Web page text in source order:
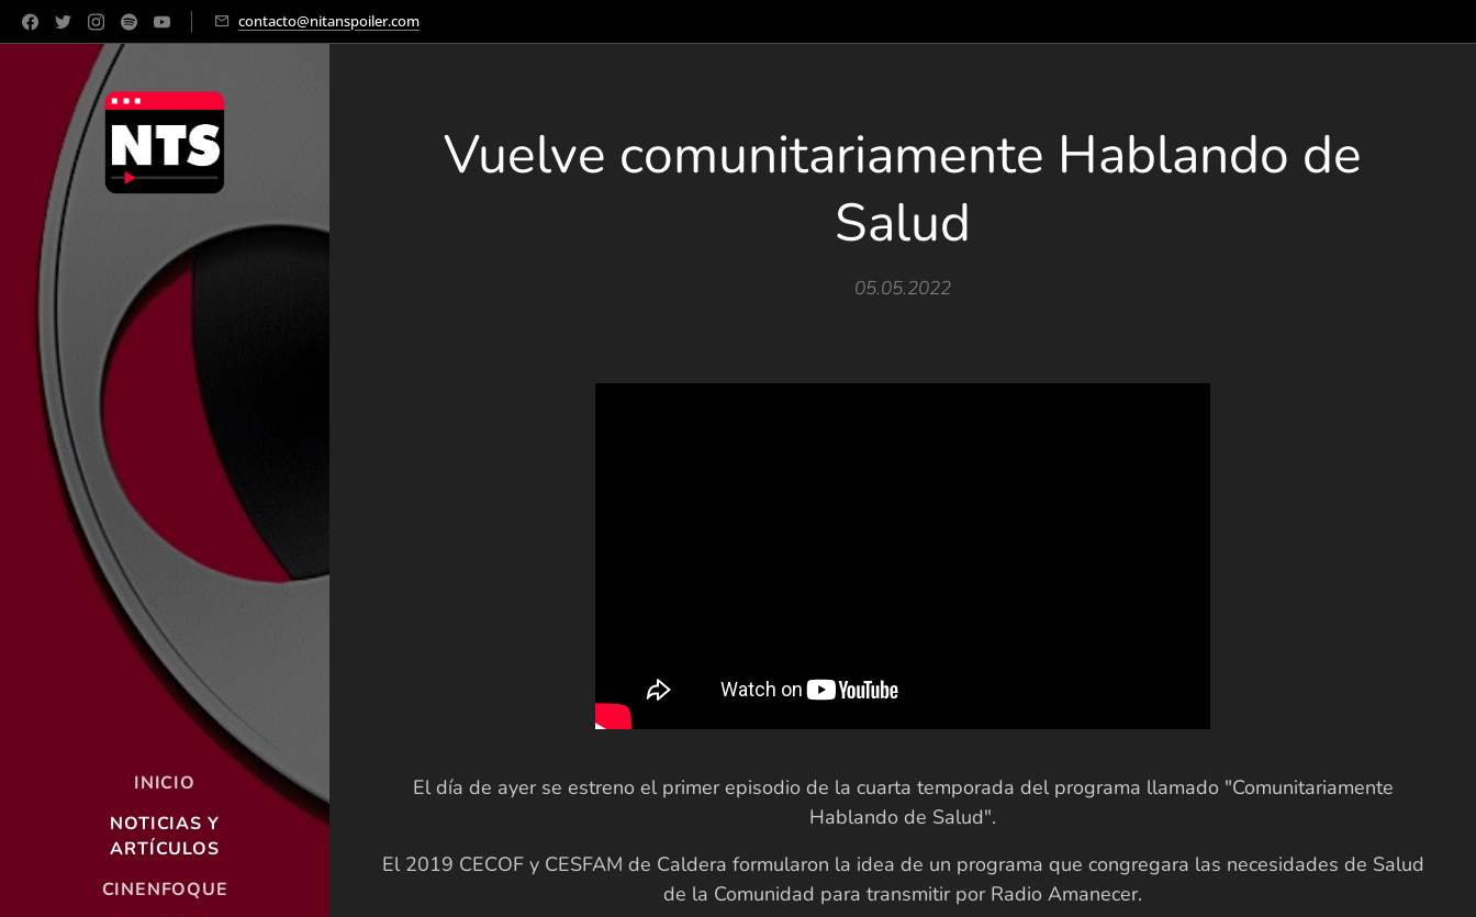
contacto@nitanspoiler.com
INICIO
NOTICIAS Y
ARTÍCULOS
CINENFOQUE
Vuelve comunitariamente Hablando de
Salud
05.05.2022
El día de ayer se estreno el primer episodio de la cuarta temporada del programa llamado "Comunitariamente
Hablando de Salud".
El 2019 CECOF y CESFAM de Caldera formularon la idea de un programa que congregara las necesidades de Salud
de la Comunidad para transmitir por Radio Amanecer.